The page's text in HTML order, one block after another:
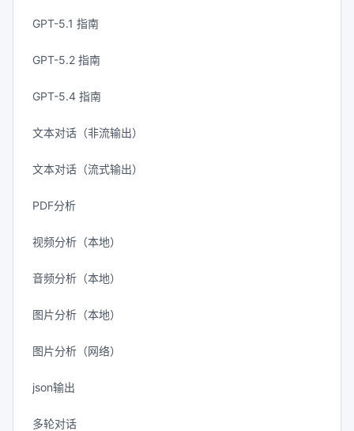
GPT-5.1 指南
GPT-5.2 指南
GPT-5.4 指南
文本对话（非流输出）
文本对话（流式输出）
PDF分析
视频分析（本地）
音频分析（本地）
图片分析（本地）
图片分析（网络）
json输出
多轮对话